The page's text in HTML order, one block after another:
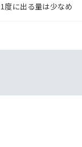
1度に出る量は少なめ